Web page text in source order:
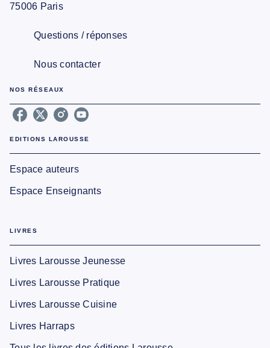
75006 Paris
Questions / réponses
Nous contacter
NOS RÉSEAUX
EDITIONS LAROUSSE
Espace auteurs
Espace Enseignants
LIVRES
Livres Larousse Jeunesse
Livres Larousse Pratique
Livres Larousse Cuisine
Livres Harraps